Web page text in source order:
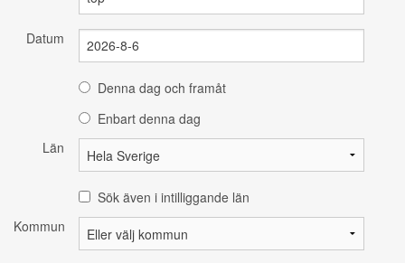
Datum
Denna dag och framåt
Enbart denna dag
Län
Sök även i intilliggande län
Kommun